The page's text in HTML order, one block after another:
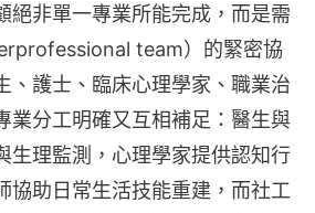
絕非單一專業所能完成，而是需
team）的緊密協
、護士、臨床心理學家、職業治
業分工明確又互相補足：醫生與
生理監測，心理學家提供認知行
協助日常生活技能重建，而社工